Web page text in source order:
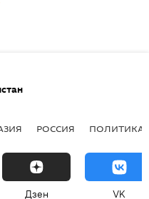
РОССИЯ ПОЛИТИКА
Дзен VK